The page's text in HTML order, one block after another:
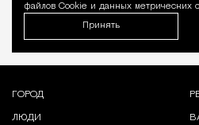
файлов Cookie и данных метрических
Принять
ГОРОД
ЛЮДИ